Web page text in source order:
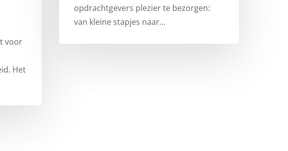
voor
Het
opdrachtgevers plezier te bezorgen:
van kleine stapjes naar…